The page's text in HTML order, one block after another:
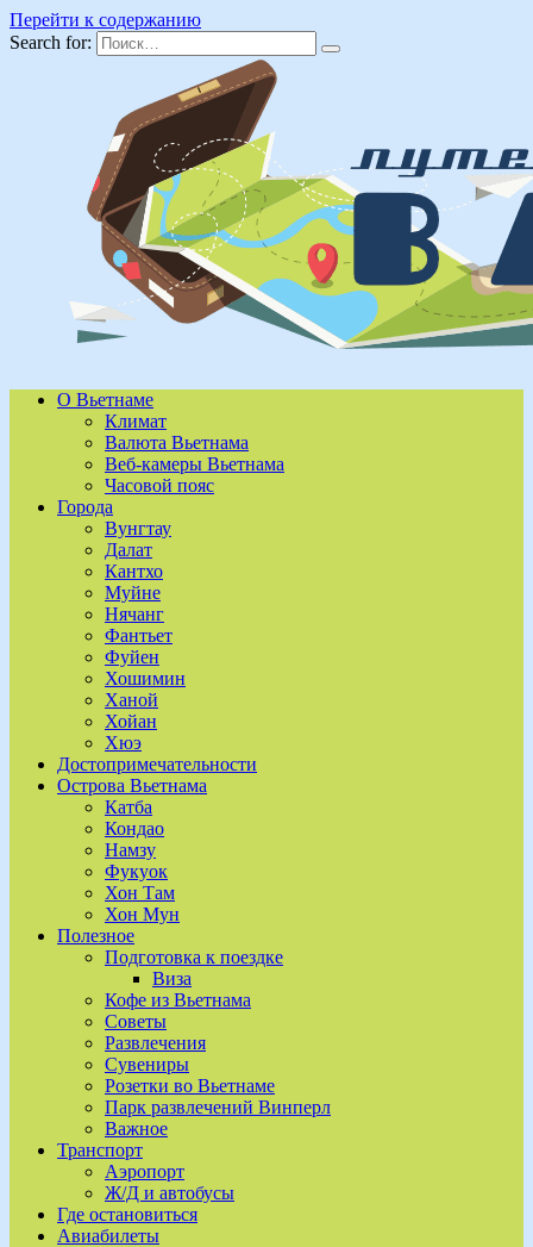
Перейти к содержанию
Search for:
О Вьетнаме
Климат
Валюта Вьетнама
Веб-камеры Вьетнама
Часовой пояс
Города
Вунгтау
Далат
Кантхо
Муйне
Нячанг
Фантьет
Фуйен
Хошимин
Ханой
Хойан
Хюэ
Достопримечательности
Острова Вьетнама
Катба
Кондао
Намзу
Фукуок
Хон Там
Хон Мун
Полезное
Подготовка к поездке
Виза
Кофе из Вьетнама
Советы
Развлечения
Сувениры
Розетки во Вьетнаме
Парк развлечений Винперл
Важное
Транспорт
Аэропорт
Ж/Д и автобусы
Где остановиться
Авиабилеты